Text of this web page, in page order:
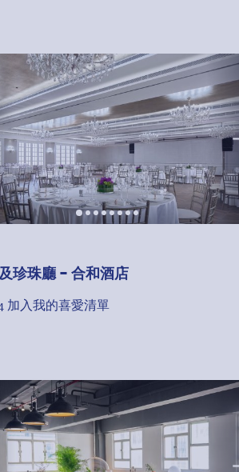
珍珠廳 - 合和酒店
加入我的喜愛清單